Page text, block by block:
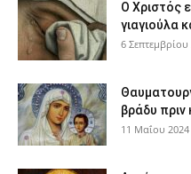
Ο Χριστός
γιαγιούλα
6 Σεπτεμβρίου
βράδυ πριν
11 Μαΐου 2024